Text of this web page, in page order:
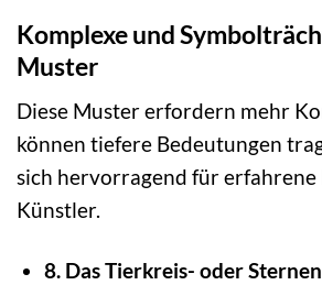
Komplexe und
Muster
Diese Muster erfordern mehr
können tiefere Bedeutungen
sich hervorragend für erfahrene
Künstler.
8. Das Tierkreis- oder